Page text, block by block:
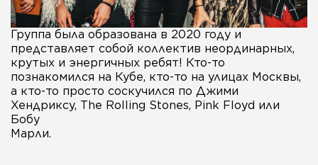
Группа была образована в 2020 году и
представляет собой коллектив неординарных,
крутых и энергичных ребят! Кто-то
познакомился на Кубе, кто-то на улицах Москвы,
а кто-то просто соскучился по Джими
Хендриксу, The Rolling Stones, Pink Floyd или
Бобу
Марли.